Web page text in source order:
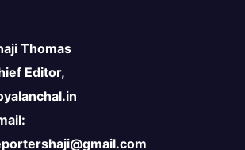
Thomas
Editor,